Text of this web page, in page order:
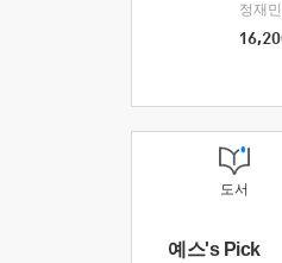
정재
도서
예스's Pick